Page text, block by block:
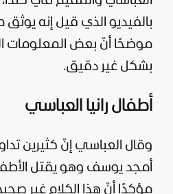
بالفيديو الذي قيل إنه
موضحًا أنّ بعض المعلومات
بشكل غير دقيق.
أطفال رانيا العباسي
وقال العباسي إنّ كثيرين
أمجد يوسف وهو يقتل
مؤكدًا أنّ هذا الكلام غير